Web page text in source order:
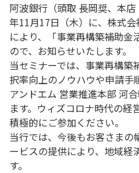
阿波銀行（頭取 長岡奨、本
年11月17日（木）に、株式
により、「事業再構築補助金
ので、お知らせいたします。
当セミナーでは、事業再構築
択率向上のノウハウや申請手
アンドエム 営業推進本部 河
ます。ウィズコロナ時代の経
積極的にご参加ください。
当行では、今後もお客さまの
ービスの提供により、地域経
す。